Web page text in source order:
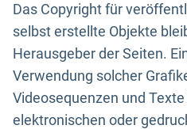
Das Copyright für
selbst erstellte Objekte
Herausgeber der Seiten.
Verwendung solcher
Videosequenzen und
elektronischen oder